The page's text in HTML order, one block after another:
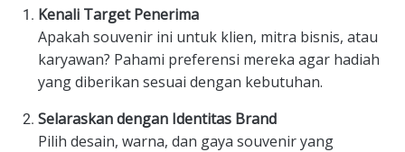
Kenali Target Penerima
Apakah souvenir ini untuk klien, mitra bisnis, atau
karyawan? Pahami preferensi mereka agar hadiah
yang diberikan sesuai dengan kebutuhan.
Selaraskan dengan Identitas Brand
Pilih desain, warna, dan gaya souvenir yang